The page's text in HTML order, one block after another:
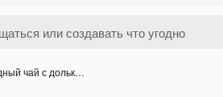
чай с дольк…